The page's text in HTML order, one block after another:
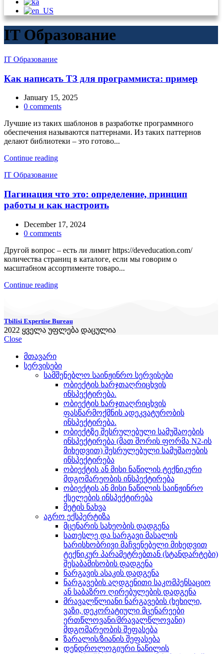
IT Образование
IT Образование
Как написать ТЗ для программиста: пример
January 15, 2025
0 comments
Лучшие из таких шаблонов в разработке программного
обеспечения называются паттернами. Из таких паттернов
делают библиотеки – это готово...
Continue reading
IT Образование
Пагинация что это: определение, принцип
работы и как настроить
December 17, 2024
0 comments
Другой вопрос – есть ли лимит https://deveducation.com/
количества страниц в каталоге, если мы говорим о
масштабном ассортименте товаро...
Continue reading
Tbilisi Expertise Bureau
2022 ყველა უფლება დაცულია
Close
მთავარი
სერვისები
სამშენებლო საინჟინრო სერვისები
ობიექტის ხარჯთაღრიცხვის
ინსპექტირება.
ობიექტის ხარჯთაღრიცხვის
ფასწარმოქმნის ადეკვატურობის
ინსპექტირება.
ობიექტზე შესრულებული სამუშაოების
ინსპექტირება (მათ შორის ფორმა N2-ის
მიხედვით) შესრულებული სამუშაოების
ინსპექტირება
ობიექტის ან მისი ნაწილის ტექნიკური
მდგომარეობის ინსპექტირება
ობიექტის ან მისი ნაწილის საინჟინრო
ქსელების ინსპექტირება
მეტის ნახვა
აგრო ექსპერტიზა
მცენარის სახეობის დადგენა
სათესლე და სარგავი მასალის
ხარისხობრივი მაჩვენებელი მიხედვით
ტექნიკურ პარამეტრებთან (სტანდარტები)
შესაბამისობის დადგენა
ნარგავის ასაკის დადგენა
ნარგავების აღდგენითი საკომპენსაციო
ან საბაზრო ღირებულების დადგენა
მრავალწლიანი ნარგავების (ხეხილი,
ვაზი, დეკორატიული მცენარეები
ერთწლოვანი/მრავალწლოვანი)
მდგომარეობის შეფასება
ზარალის/ზიანის შეფასება
დენდროლოგიური ნაწილის